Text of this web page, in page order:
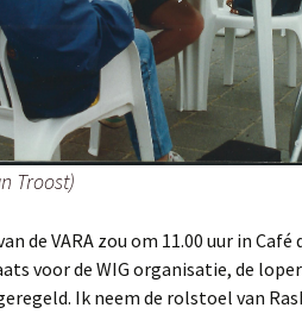
Troost)
de VARA zou om 11.00 uur in
voor de WIG organisatie, de
Ik neem de rolstoel van